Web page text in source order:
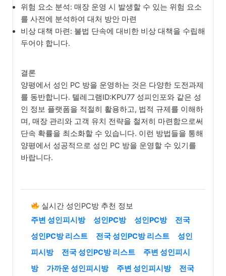
위험 요소 분석: 매장 운영 시 발생할 수 있는 위험 요소
를 사전에 분석하여 대처 방안 마련
비상 대책 마련: 불법 단속에 대비한 비상 대책을 수립해
두어야 합니다.
결론
양평에서 성인 PC 방을 운영하는 것은 다양한 도전과제
를 동반합니다. 텔레그램ID:KPU77 성피인포와 같은 성
인 정보 플랫폼을 적절히 활용하고, 법적 규제를 이해하
며, 매장 관리와 고객 유치 전략을 철저히 마련함으로써
단속 확률을 최소화할 수 있습니다. 이런 방법들을 통해
양평에서 성공적으로 성인 PC 방을 운영할 수 있기를
바랍니다.
실시간 성인PC방 추천 정보
주변 성인피시방
성인PC방 성인PC방
전국
성인PC방 리스트
전국 성인PC방 리스트
성인
피시방
전국 성인PC방 리스트
주변 성인피시
방
가까운 성인피시방 주변 성인피시방
전국